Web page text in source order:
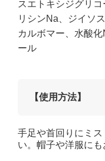
スエトキシジグリ
リシンNa、ジイソ
カルボマー、水酸
ール
【使用方法】
手足や首回りにミ
い。帽子や洋服にも